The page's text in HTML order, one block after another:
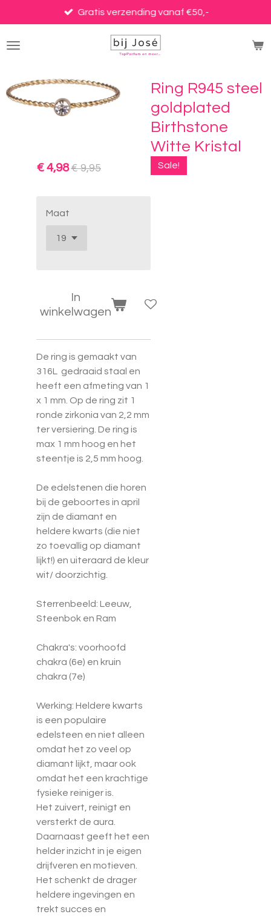
direct
naar
Gratis verzending vanaf €50,-
Ring R945 steel
goldplated
Birthstone
Witte Kristal
Sale!
€ 4,98€ 9,95
Maat
In
winkelwagen
De ring is gemaakt van
316L gedraaid staal en
heeft een afmeting van 1
x 1 mm. Op de ring zit 1
ronde zirkonia van 2,2 mm
ter versiering. De ring is
max 1 mm hoog en het
steentje is 2,5 mm hoog.
De edelstenen die horen
bij de geboortes in april
zijn de diamant en
heldere kwarts (die niet
zo toevallig op diamant
lijkt!) en uiteraard de kleur
wit/ doorzichtig.
Sterrenbeeld: Leeuw,
Steenbok en Ram
Chakra's: voorhoofd
chakra (6e) en kruin
chakra (7e)
Werking: Heldere kwarts
is een populaire
edelsteen en niet alleen
omdat het zo veel op
diamant lijkt, maar ook
omdat het een krachtige
fysieke reiniger is.
Het zuivert, reinigt en
versterkt de aura.
Daarnaast geeft het een
helder inzicht in je eigen
drijfveren en motieven.
Het schenkt de drager
heldere ingevingen en
trekt succes en